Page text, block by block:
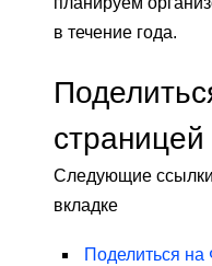
в течение года.
страницей
Следующие
вкладке
Поделиться на